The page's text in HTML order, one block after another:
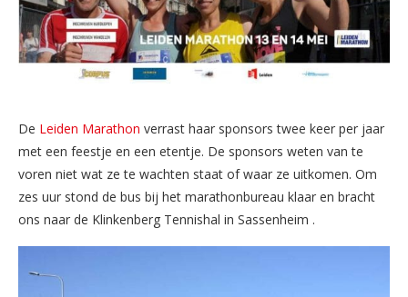
De Leiden Marathon verrast haar sponsors twee keer per jaar
met een feestje en een etentje. De sponsors weten van te
voren niet wat ze te wachten staat of waar ze uitkomen. Om
zes uur stond de bus bij het marathonbureau klaar en bracht
ons naar de Klinkenberg Tennishal in Sassenheim .